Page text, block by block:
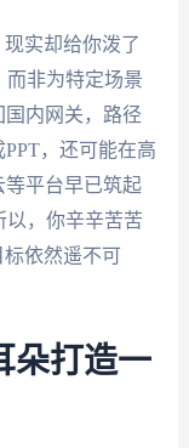
实却给你泼了
而非为特定场景
内网关，路径
，还可能在高
平台早已筑起
以，你辛辛苦苦
标依然遥不可
朵打造一